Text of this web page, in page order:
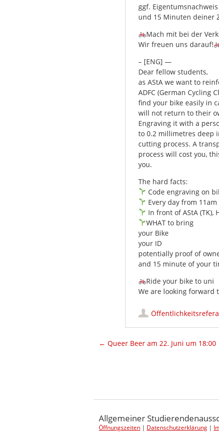
ggf. Eigentumsnachweis
und 15 Minuten deiner
Mach mit bei der
Wir freuen uns darauf!
– [ENG] —
Dear fellow students,
as AStA we want to
ADFC (German Cycling
find your bike easily in
will not return to their
Engraving it with a
to 0.2 millimetres deep
cutting process. A
process will cost you,
you.
The hard facts:
Code engraving on
Every day from
In front of AStA
WHAT to bring
your Bike
your ID
potentially proof of
and 15 minute of your
Ride your bike to uni
We are looking forward
Artikel-Navigation
← Queer Beer am 22. Juni um 18:00
Allgemeiner
Öffnungszeiten | Datenschutzerklärung |